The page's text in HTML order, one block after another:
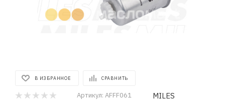
В ИЗБРАННОЕ СРАВНИТЬ
Артикул: AFFF061 MILES